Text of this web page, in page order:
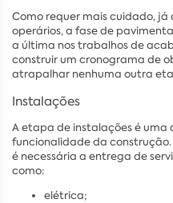
Como requer mais cuidado,
operários, a fase de
a última nos trabalhos de
construir um cronograma de
atrapalhar nenhuma outra
Instalações
A etapa de instalações é uma
funcionalidade da
é necessária a entrega de
como:
elétrica;